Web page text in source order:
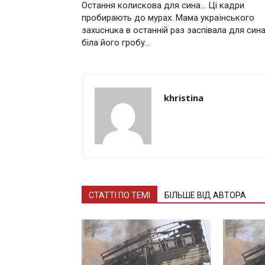
Остання колискова для сина… Ці кадри
пробирають до мурах. Мама українського
захuснuка в останній раз заспівала для сина
біла його грoбу…
khristina
СТАТТІ ПО ТЕМІ БІЛЬШЕ ВІД АВТОРА